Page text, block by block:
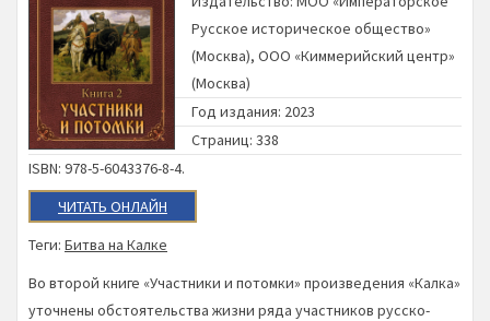
Русское историческое общество»
(Москва), ООО «Киммерийский центр»
(Москва)
Год издания: 2023
Страниц: 338
ISBN: 978-5-6043376-8-4.
ЧИТАТЬ ОНЛАЙН
Теги: Битва на Калке
Во второй книге «Участники и потомки» произведения «Калка»
уточнены обстоятельства жизни ряда участников русско-